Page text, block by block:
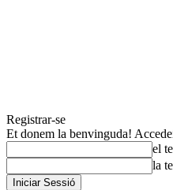
Registrar-se
Et donem la benvinguda!
el
la